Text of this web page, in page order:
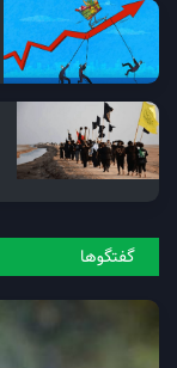
گفتگو‌ها